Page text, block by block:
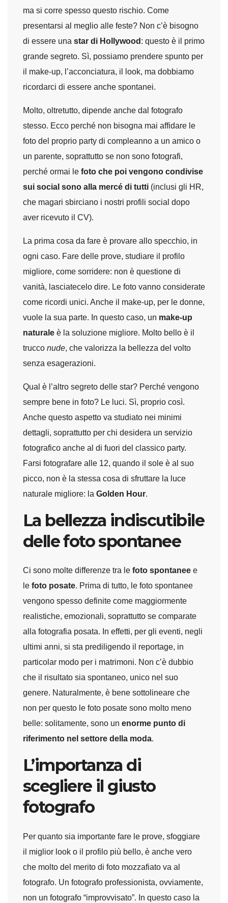
ma si corre spesso questo rischio. Come
presentarsi al meglio alle feste? Non c’è bisogno
di essere una star di Hollywood : questo è il primo
grande segreto. Sì, possiamo prendere spunto per
il make-up, l’acconciatura, il look, ma dobbiamo
ricordarci di essere anche spontanei.
Molto, oltretutto, dipende anche dal fotografo
stesso. Ecco perché non bisogna mai affidare le
foto del proprio party di compleanno a un amico o
un parente, soprattutto se non sono fotografi,
perché ormai le foto che poi vengono condivise
sui social sono alla mercé di tutti (inclusi gli HR,
che magari sbirciano i nostri profili social dopo
aver ricevuto il CV).
La prima cosa da fare è provare allo specchio, in
ogni caso. Fare delle prove, studiare il profilo
migliore, come sorridere: non è questione di
vanità, lasciatecelo dire. Le foto vanno considerate
come ricordi unici. Anche il make-up, per le donne,
vuole la sua parte. In questo caso, un make-up
naturale è la soluzione migliore. Molto bello è il
trucco nude, che valorizza la bellezza del volto
senza esagerazioni.
Qual è l’altro segreto delle star? Perché vengono
sempre bene in foto? Le luci. Sì, proprio così.
Anche questo aspetto va studiato nei minimi
dettagli, soprattutto per chi desidera un servizio
fotografico anche al di fuori del classico party.
Farsi fotografare alle 12, quando il sole è al suo
picco, non è la stessa cosa di sfruttare la luce
naturale migliore: la Golden Hour.
La bellezza indiscutibile
delle foto spontanee
Ci sono molte differenze tra le foto spontanee e
le foto posate. Prima di tutto, le foto spontanee
vengono spesso definite come maggiormente
realistiche, emozionali, soprattutto se comparate
alla fotografia posata. In effetti, per gli eventi, negli
ultimi anni, si sta prediligendo il reportage, in
particolar modo per i matrimoni. Non c’è dubbio
che il risultato sia spontaneo, unico nel suo
genere. Naturalmente, è bene sottolineare che
non per questo le foto posate sono molto meno
belle: solitamente, sono un enorme punto di
riferimento nel settore della moda.
L’importanza di
scegliere il giusto
fotografo
Per quanto sia importante fare le prove, sfoggiare
il miglior look o il profilo più bello, è anche vero
che molto del merito di foto mozzafiato va al
fotografo. Un fotografo professionista, ovviamente,
non un fotografo “improvvisato”. In questo caso la